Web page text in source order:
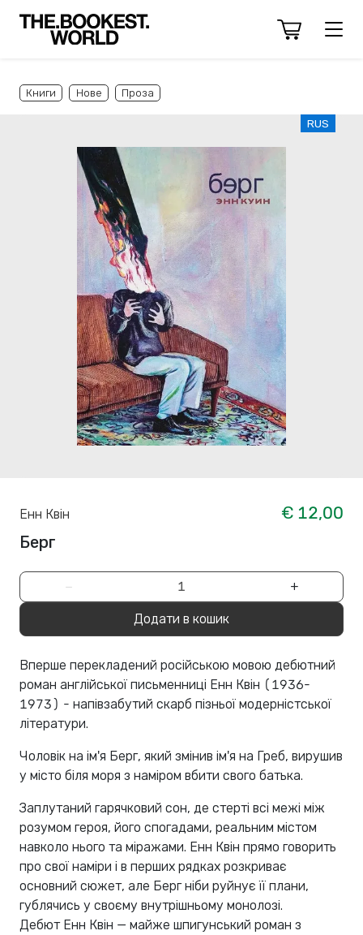
Книги Нове Проза
RUS
Енн Квін
€ 12,00
Берг
− +
Додати в кошик
Вперше перекладений російською мовою дебютний
роман англійської письменниці Енн Квін (1936-
1973) - напівзабутий скарб пізньої модерністської
літератури.
Чоловік на ім'я Берг, який змінив ім'я на Греб, вирушив
у місто біля моря з наміром вбити свого батька.
Заплутаний гарячковий сон, де стерті всі межі між
розумом героя, його спогадами, реальним містом
навколо нього та міражами. Енн Квін прямо говорить
про свої наміри і в перших рядках розкриває
основний сюжет, але Берг ніби руйнує її плани,
гублячись у своєму внутрішньому монолозі.
Дебют Енн Квін — майже шпигунський роман з